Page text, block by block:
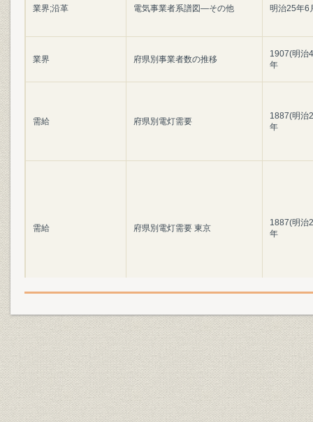
業界;沿革 電気事業者系譜図―その他 明治25年6
業界 府県別事業者数の推移
1907(明治
年
需給 府県別電灯需要
1887(明治
年
需給 府県別電灯需要 東京
1887(明治
年
需給 府県別電灯需要 神奈川
1887(明治
年